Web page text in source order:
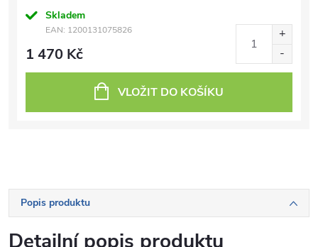
Skladem
EAN: 1200131075826
1 470 Kč
VLOŽIT DO KOŠÍKU
Popis produktu
Detailní popis produktu